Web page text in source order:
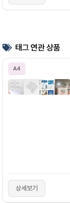
태그 연관 상품
A4
상세보기